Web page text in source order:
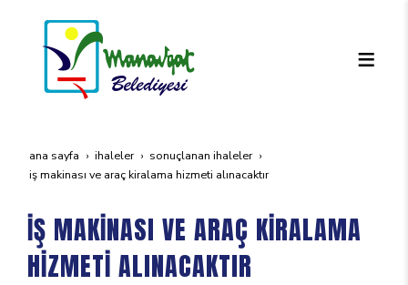
ana sayfa i̇haleler
sonuçlanan i̇haleler
i̇ş maki̇nasi ve araç ki̇ralama hi̇zmeti̇ alinacaktir
İŞ MAKİNASI VE ARAÇ KİRALAMA
HİZMETİ ALINACAKTIR